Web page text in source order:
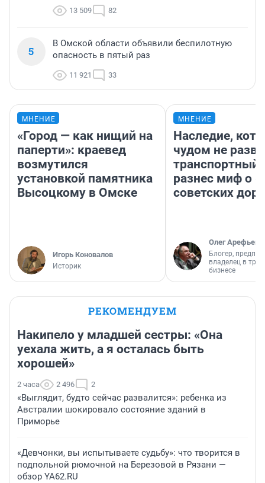
13 509 82
5
В Омской области объявили беспилотную
опасность в пятый раз
11 921 33
МНЕНИЕ
«Город — как нищий на
паперти»: краевед
возмутился
установкой памятника
Высоцкому в Омске
Игорь Коновалов
Историк
МНЕНИЕ
Наследие,
чудом не
транспортный
разнес миф о
советских
Олег Арефьев
Блогер,
владелец в
бизнесе
РЕКОМЕНДУЕМ
Накипело у младшей сестры: «Она
уехала жить, а я осталась быть
хорошей»
2 часа 2 496 2
«Выглядит, будто сейчас развалится»: ребенка из
Австралии шокировало состояние зданий в
Приморье
«Девчонки, вы испытываете судьбу»: что творится в
подпольной рюмочной на Березовой в Рязани —
обзор YA62.RU